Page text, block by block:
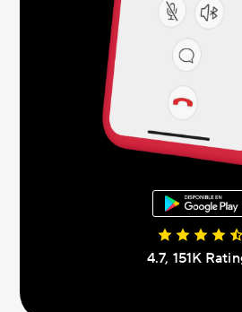
4.7, 151K